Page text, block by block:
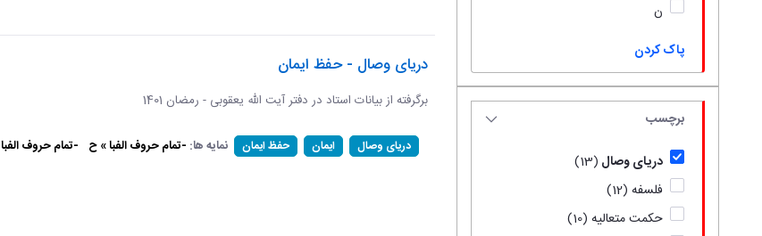
ن
پاک کردن
برچسب
دریای وصال (13)
فلسفه (12)
حکمت متعالیه (10)
دریای وصال - حفظ ایمان
برگرفته از بیانات استاد در دفتر آیت الله یعقوبی - رمضان 1401
دریای وصال ایمان حفظ ایمان نمایه ها: -تمام حروف الفبا » ح -تمام حروف الفبا